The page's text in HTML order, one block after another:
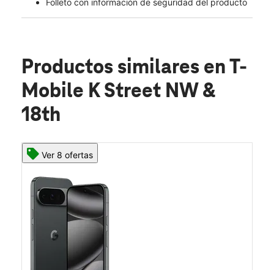
Productos similares en T-
Mobile K Street NW &
18th
Ver 8 ofertas